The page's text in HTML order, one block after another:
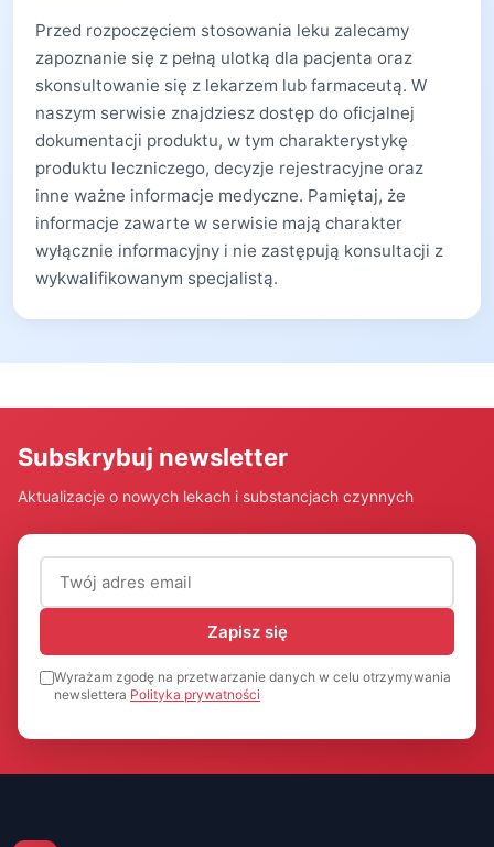
Przed rozpoczęciem stosowania leku zalecamy
zapoznanie się z pełną ulotką dla pacjenta oraz
skonsultowanie się z lekarzem lub farmaceutą. W
naszym serwisie znajdziesz dostęp do oficjalnej
dokumentacji produktu, w tym charakterystykę
produktu leczniczego, decyzje rejestracyjne oraz
inne ważne informacje medyczne. Pamiętaj, że
informacje zawarte w serwisie mają charakter
wyłącznie informacyjny i nie zastępują konsultacji z
wykwalifikowanym specjalistą.
Subskrybuj newsletter
Aktualizacje o nowych lekach i substancjach czynnych
Adres email (wymagany)
Zapisz się
Wyrażam zgodę na przetwarzanie danych w celu otrzymywania
newslettera Polityka prywatności